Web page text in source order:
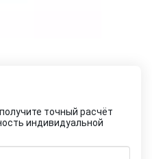
точный расчёт
индивидуальной